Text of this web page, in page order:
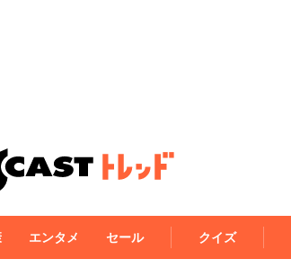
エンタメ セール クイズ